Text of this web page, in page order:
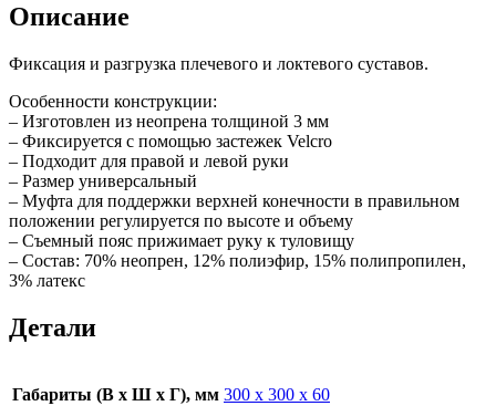
Описание
Фиксация и разгрузка плечевого и локтевого суставов.
Особенности конструкции:
– Изготовлен из неопрена толщиной 3 мм
– Фиксируется с помощью застежек Velсro
– Подходит для правой и левой руки
– Размер универсальный
– Муфта для поддержки верхней конечности в правильном
положении регулируется по высоте и объему
– Съемный пояс прижимает руку к туловищу
– Состав: 70% неопрен, 12% полиэфир, 15% полипропилен,
3% латекс
Детали
Габариты (В х Ш х Г), мм 300 х 300 х 60